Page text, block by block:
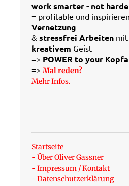
work smarter - not
= profitable und
Vernetzung
& stressfrei Arbeitenmit
kreativem Geist
=> POWER to your
=> Mal reden?
Mehr Infos.
Startseite
- Über Oliver Gassner
- Impressum / Kontakt
- Datenschutzerklärung